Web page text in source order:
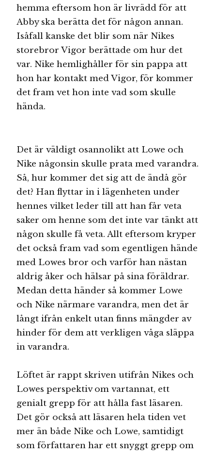
hemma eftersom hon är livrädd för att
Abby ska berätta det för någon annan.
Isåfall kanske det blir som när Nikes
storebror Vigor berättade om hur det
var. Nike hemlighåller för sin pappa att
hon har kontakt med Vigor, för kommer
det fram vet hon inte vad som skulle
hända.
Det är väldigt osannolikt att Lowe och
Nike någonsin skulle prata med varandra.
Så, hur kommer det sig att de ändå gör
det? Han flyttar in i lägenheten under
hennes vilket leder till att han får veta
saker om henne som det inte var tänkt att
någon skulle få veta. Allt eftersom kryper
det också fram vad som egentligen hände
med Lowes bror och varför han nästan
aldrig åker och hälsar på sina föräldrar.
Medan detta händer så kommer Lowe
och Nike närmare varandra, men det är
långt ifrån enkelt utan finns mängder av
hinder för dem att verkligen våga släppa
in varandra.
Löftet är rappt skriven utifrån Nikes och
Lowes perspektiv om vartannat, ett
genialt grepp för att hålla fast läsaren.
Det gör också att läsaren hela tiden vet
mer än både Nike och Lowe, samtidigt
som författaren har ett snyggt grepp om